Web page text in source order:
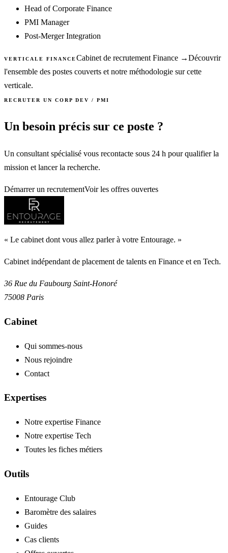
Head of Corporate Finance
PMI Manager
Post-Merger Integration
VERTICALE FINANCECabinet de recrutementFinance →Découvrir
l'ensemble des postes couverts et notre méthodologie sur cette
verticale.
RECRUTER UN CORP DEV / PMI
Un besoin précis sur ce poste ?
Un consultant spécialisé vous recontacte sous 24 h pour qualifier la
mission et lancer la recherche.
Démarrer un recrutementVoir les offres ouvertes
« Le cabinet dont vous allez parler à votre Entourage. »
Cabinet indépendant de placement de talents en Finance et en Tech.
36 Rue du Faubourg Saint-Honoré
75008 Paris
Cabinet
Qui sommes-nous
Nous rejoindre
Contact
Expertises
Notre expertise Finance
Notre expertise Tech
Toutes les fiches métiers
Outils
Entourage Club
Baromètre des salaires
Guides
Cas clients